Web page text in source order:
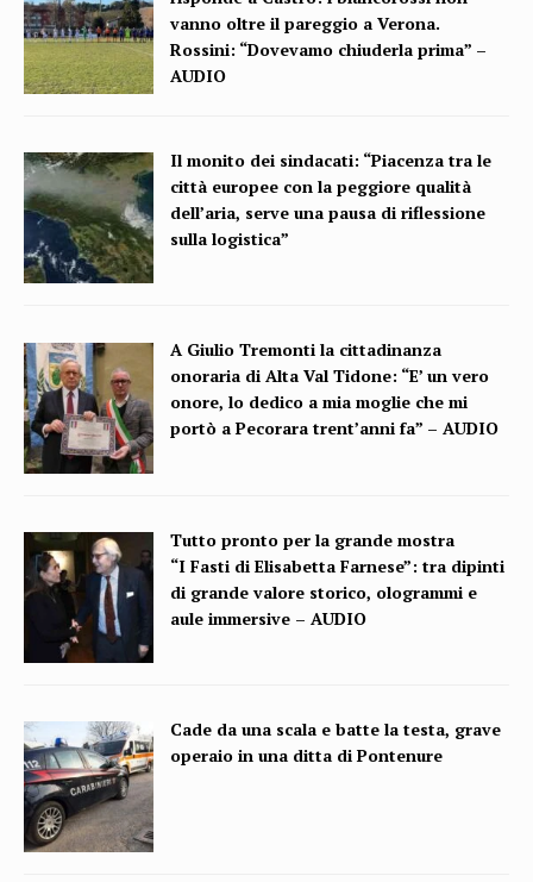
vanno oltre il pareggio a Verona.
Rossini: “Dovevamo chiuderla prima” –
AUDIO
Il monito dei sindacati: “Piacenza tra le
città europee con la peggiore qualità
dell’aria, serve una pausa di riflessione
sulla logistica”
A Giulio Tremonti la cittadinanza
onoraria di Alta Val Tidone: “E’ un vero
onore, lo dedico a mia moglie che mi
portò a Pecorara trent’anni fa” – AUDIO
Tutto pronto per la grande mostra
“I Fasti di Elisabetta Farnese”: tra dipinti
di grande valore storico, ologrammi e
aule immersive – AUDIO
Cade da una scala e batte la testa, grave
operaio in una ditta di Pontenure